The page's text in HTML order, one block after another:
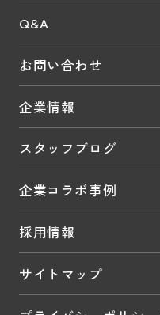
Q&A
お問い合わせ
企業情報
スタッフブログ
企業コラボ事例
採用情報
サイトマップ